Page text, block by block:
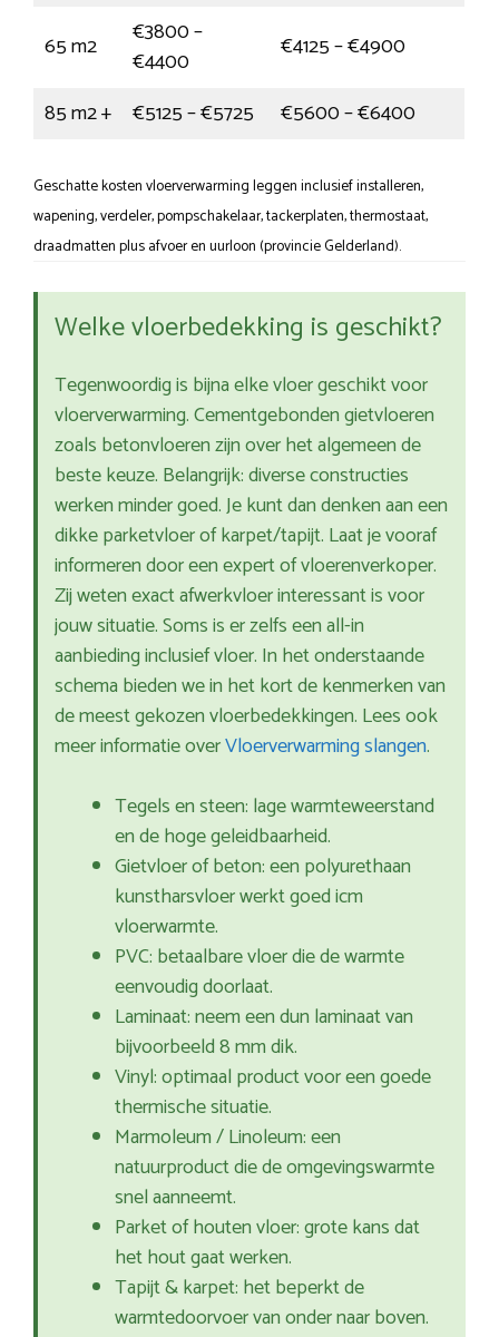
65 m2
€3800 –
€4400
€4125 – €4900
85 m2 +
€5125 – €5725 €5600 – €6400
Geschatte kosten vloerverwarming leggen inclusief installeren,
wapening, verdeler, pompschakelaar, tackerplaten, thermostaat,
draadmatten plus afvoer en uurloon (provincie Gelderland).
Welke vloerbedekking is geschikt?
Tegenwoordig is bijna elke vloer geschikt voor
vloerverwarming. Cementgebonden gietvloeren
zoals betonvloeren zijn over het algemeen de
beste keuze. Belangrijk: diverse constructies
werken minder goed. Je kunt dan denken aan een
dikke parketvloer of karpet/tapijt. Laat je vooraf
informeren door een expert of vloerenverkoper.
Zij weten exact afwerkvloer interessant is voor
jouw situatie. Soms is er zelfs een all-in
aanbieding inclusief vloer. In het onderstaande
schema bieden we in het kort de kenmerken van
de meest gekozen vloerbedekkingen. Lees ook
meer informatie overVloerverwarming slangen.
Tegels en steen: lage warmteweerstand
en de hoge geleidbaarheid.
Gietvloer of beton: een polyurethaan
kunstharsvloer werkt goed icm
vloerwarmte.
PVC: betaalbare vloer die de warmte
eenvoudig doorlaat.
Laminaat: neem een dun laminaat van
bijvoorbeeld 8 mm dik.
Vinyl: optimaal product voor een goede
thermische situatie.
Marmoleum / Linoleum: een
natuurproduct die de omgevingswarmte
snel aanneemt.
Parket of houten vloer: grote kans dat
het hout gaat werken.
Tapijt & karpet: het beperkt de
warmtedoorvoer van onder naar boven.